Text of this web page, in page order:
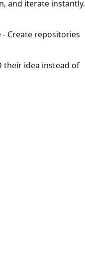
and iterate instantly.
Create repositories
their idea instead of